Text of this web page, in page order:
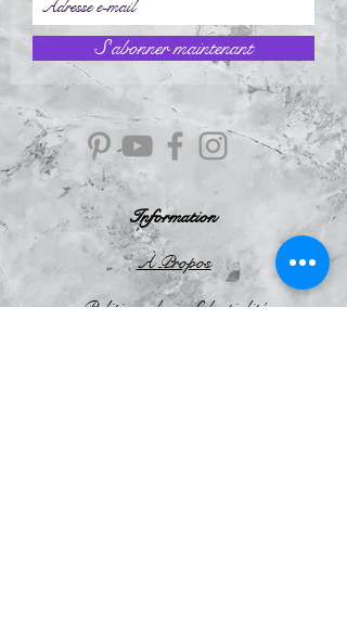
S`abonner maintenant
Information
À Propos
Politique de confidentialité